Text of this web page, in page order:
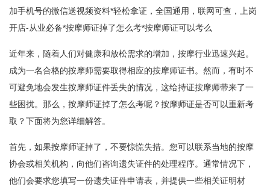
加手机号的微信送视频资料*轻松拿证，全国通用，联网可查，上岗
开店-从业必备*按摩师证掉了怎么考*按摩师证可以考么
近年来，随着人们对健康和放松需求的增加，按摩行业迅速兴起。
成为一名合格的按摩师需要取得相应的按摩师证书。然而，有时不
可避免地会发生按摩师证件丢失的情况，这给持证按摩师带来了一
些困扰。那么，按摩师证掉了怎么考呢？按摩师证是否可以重新考
取？下面将为您详细解答。
首先，如果按摩师证掉了，不要惊慌失措。您可以联系当地的按摩
协会或相关机构，向他们咨询遗失证件的处理程序。通常情况下，
他们会要求您填写一份遗失证件申请表，并提供一些相关证明材